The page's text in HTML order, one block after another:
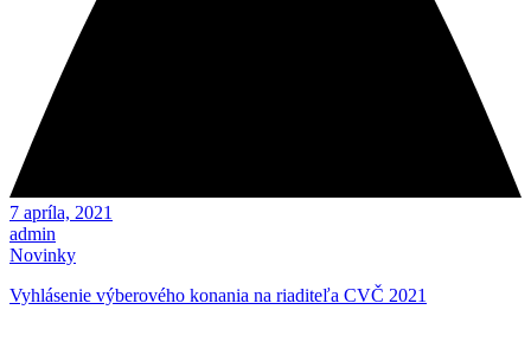
7 apríla, 2021
admin
Novinky
Vyhlásenie výberového konania na riaditeľa CVČ 2021